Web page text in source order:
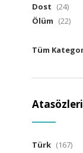
Dost (24)
Ölüm (22)
Tüm
Atasözleri
Türk (167)